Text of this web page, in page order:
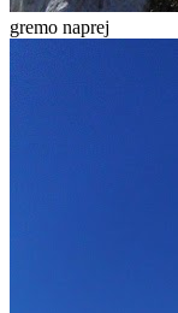
gremo naprej